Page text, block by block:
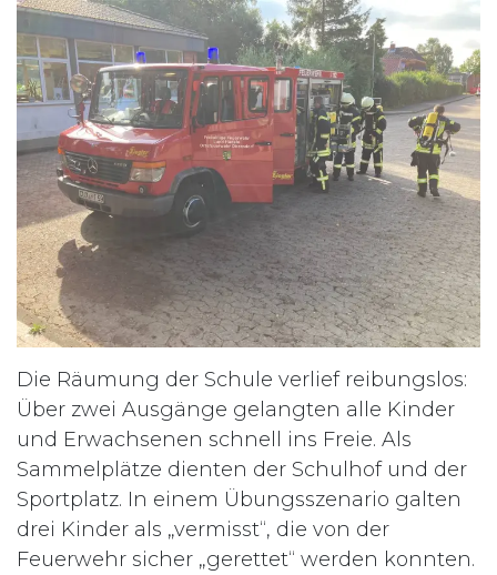
Die Räumung der Schule verlief reibungslos:
Über zwei Ausgänge gelangten alle Kinder
und Erwachsenen schnell ins Freie. Als
Sammelplätze dienten der Schulhof und der
Sportplatz. In einem Übungsszenario galten
drei Kinder als „vermisst“, die von der
Feuerwehr sicher „gerettet“ werden konnten.